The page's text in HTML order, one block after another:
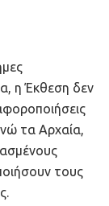
η Έκθεση δεν
τα Αρχαία,
τους